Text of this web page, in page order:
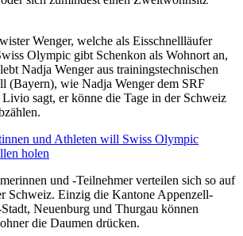
Wenger, welche als Eisschnellläufer
Olympic gibt Schenkon als Wohnort an,
Nadja Wenger aus trainingstechnischen
(Bayern), wie Nadja Wenger dem SRF
sagt, er könne die Tage in der Schweiz
und Athleten will Swiss Olympic
holen
und -Teilnehmer verteilen sich so auf
Schweiz. Einzig die Kantone Appenzell-
Neuenburg und Thurgau können
die Daumen drücken.